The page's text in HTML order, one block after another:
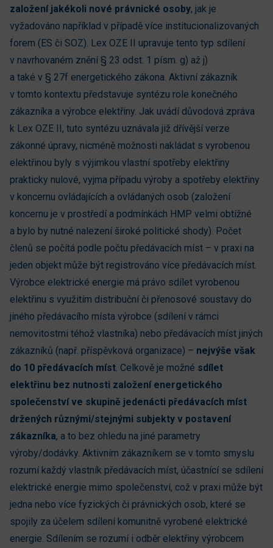
založení jakékoli nové právnické osoby, jak je
vyžadováno například v případě více institucionalizovaných
forem (ES či SOZ). Lex OZE II upravuje tento typ sdílení
v navrhovaném znění § 23 odst. 1 písm. g) až j)
a také v § 27f energetického zákona. Aktivní zákazník
v tomto kontextu představuje syntézu role konečného
zákazníka a výrobce elektřiny. Jak uvádí důvodová zpráva
k Lex OZE II, tuto syntézu uznávala již dřívější verze
zákonné úpravy, nicméně možnosti nakládat s vyrobenou
elektřinou byly s výjimkou vlastní spotřeby elektřiny
prakticky nulové, vyjma případu výroby a spotřeby elektřiny
v koncernu ovládajících a ovládaných osob (založení
koncernu je v prostředí a podmínkách HMP velmi obtížné
a bylo by nutné nalezení široké politické shody). Počet
členů se počítá podle počtu předávacích míst – v praxi na
jeden objekt může být registrováno více předávacích míst.
Výrobce elektrické energie má právo sdílet vyrobenou
elektřinu s využitím distribuční či přenosové soustavy do
jiného předávacího místa výrobce (sdílení v rámci
nemovitostmi téhož vlastníka) nebo předávacích míst jiných
zákazníků (např. příspěvková organizace) – nejvýše však
do 10 předávacích míst. Celkově je možné sdílet
elektřinu bez nutnosti založení energetického
společenství ve skupině jedenácti předávacích míst
držených různými/stejnými subjekty v postavení
zákazníka, a to bez ohledu na jiné parametry
výroby/dodávky. Aktivním zákazníkem se v tomto smyslu
rozumí každý vlastník předávacích míst, účastnící se sdílení
elektrické energie mimo společenství, což v praxi může být
jedna nebo více fyzických či právnických osob, které se
spojily za účelem sdílení komunitně vyrobené elektrické
energie. Sdílením se rozumí i odběr elektřiny výrobcem